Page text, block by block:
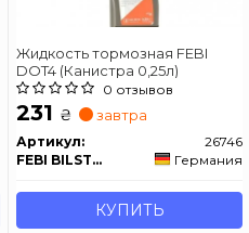
Жидкость тормозная FEBI
DOT4 (Канистра 0,25л)
0 отзывов
231 ₴ завтра
Артикул:
26746
FEBI BILSTEIN
Германия
КУПИТЬ